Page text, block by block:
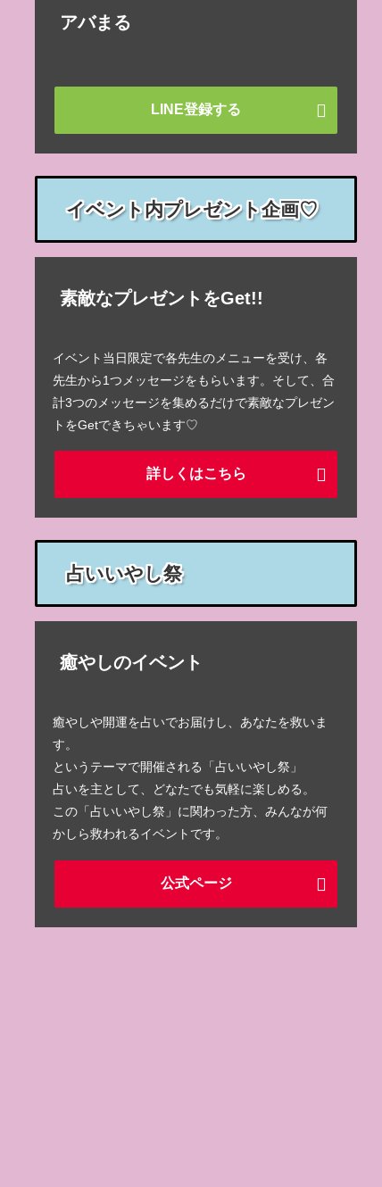
アバまる
LINE登録する
イベント内プレゼント企画♡
素敵なプレゼントをGet!!
イベント当日限定で各先生のメニューを受け、各
先生から1つメッセージをもらいます。そして、合
計3つのメッセージを集めるだけで素敵なプレゼン
トをGetできちゃいます♡
詳しくはこちら
占いいやし祭
癒やしのイベント
癒やしや開運を占いでお届けし、あなたを救いま
す。
というテーマで開催される「占いいやし祭」
占いを主として、どなたでも気軽に楽しめる。
この「占いいやし祭」に関わった方、みんなが何
かしら救われるイベントです。
公式ページ